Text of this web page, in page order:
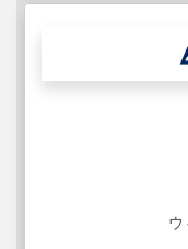
ウ